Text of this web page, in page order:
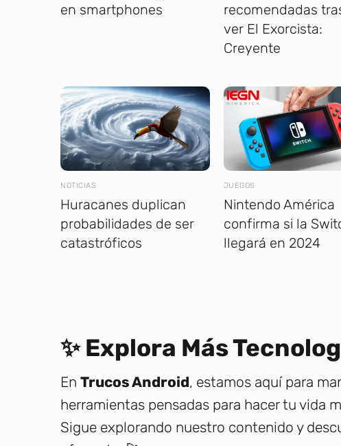
en smartphones
recomendadas
ver El Exorcista:
Creyente
NOTICIAS
Huracanes duplican
probabilidades de ser
catastróficos
JUEGOS
Nintendo América
confirma si la
llegará en 2024
✨ Explora Más
En Trucos Android, estamos aquí para
herramientas pensadas para hacer tu vida
Sigue explorando nuestro contenido y